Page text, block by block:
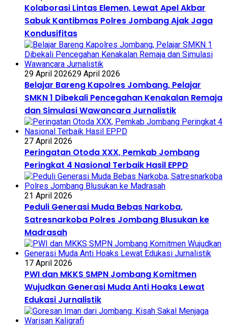
Kolaborasi Lintas Elemen, Lewat Apel Akbar
Sabuk Kantibmas Polres Jombang Ajak Jaga
Kondusifitas
29 April 202629 April 2026
Belajar Bareng Kapolres Jombang, Pelajar
SMKN 1 Dibekali Pencegahan Kenakalan Remaja
dan Simulasi Wawancara Jurnalistik
27 April 2026
Peringatan Otoda XXX, Pemkab Jombang
Peringkat 4 Nasional Terbaik Hasil EPPD
21 April 2026
Peduli Generasi Muda Bebas Narkoba,
Satresnarkoba Polres Jombang Blusukan ke
Madrasah
17 April 2026
PWI dan MKKS SMPN Jombang Komitmen
Wujudkan Generasi Muda Anti Hoaks Lewat
Edukasi Jurnalistik